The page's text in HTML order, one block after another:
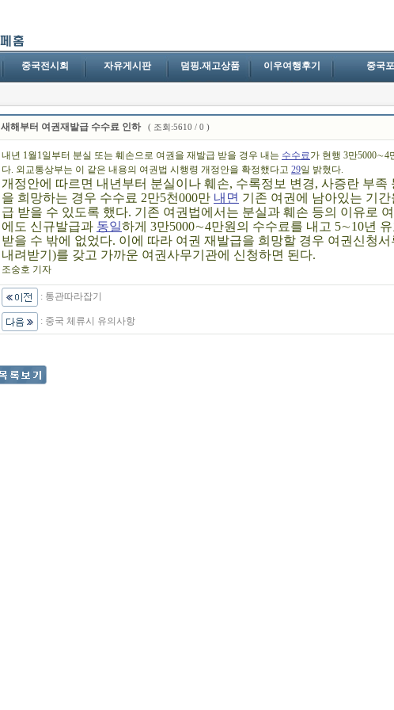
중국전시회 자유게시판 덤핑.재고상품 이우여행후기 중국
새해부터 여권재발급 수수료 인하 ( 조회:5610 / 0 )
내년 1월1일부터 분실 또는 훼손으로 여권을 재발급 받을 경우 내는 수수료가 현행 3만5000∼4
다. 외교통상부는 이 같은 내용의 여권법 시행령 개정안을 확정했다고 29일 밝혔다.
개정안에 따르면 내년부터 분실이나 훼손, 수록정보 변경, 사증란 부족
을 희망하는 경우 수수료 2만5천000만 내면 기존 여권에 남아있는 기
급 받을 수 있도록 했다. 기존 여권법에서는 분실과 훼손 등의 이유로
에도 신규발급과 동일하게 3만5000∼4만원의 수수료를 내고 5∼10년
받을 수 밖에 없었다. 이에 따라 여권 재발급을 희망할 경우 여권신청서
내려받기)를 갖고 가까운 여권사무기관에 신청하면 된다.
조숭호 기자
: 통관따라잡기
: 중국 체류시 유의사항